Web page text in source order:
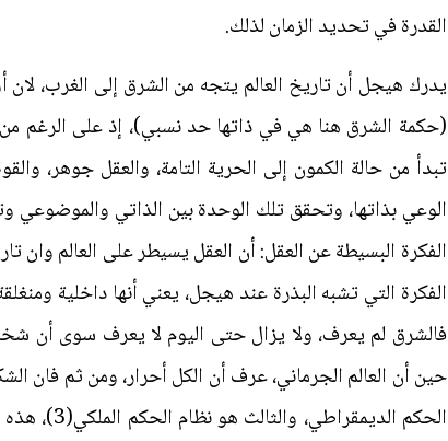
القدرة في تحديد الزمان لذلك.
يدرك هيجل أن تاريخ العالم يتجه من الشرق إلى الغرب، لان
تبدأ من حالة الكمون إلى الحرية التامة، والعقل جوهر،
الوعي بذاتها، وتحقق تلك الوحدة بين الذاتي والموضوعي
الفكرة التي تشبه البذرة عند هيجل، يعني أنها داخلية
فالشرق لم يعرف، ولا يزال حتى اليوم لا يعرف سوى أن
حين أن العالم الجرماني، عرف أن الكل أحرار، ومن ثم فان
الحكم